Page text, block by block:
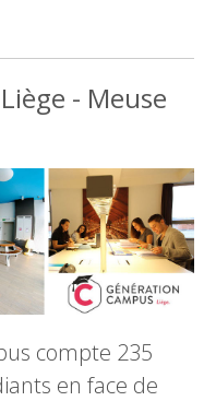
- Meuse
compte 235
en face de